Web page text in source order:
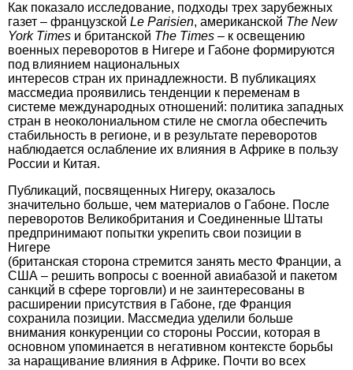
Как показало исследование, подходы трех зарубежных
газет – французской Le Parisien, американской The New
York Times и британской The Times – к освещению
военных переворотов в Нигере и Габоне формируются
под влиянием национальных
интересов стран их принадлежности. В пуб­ликациях
массмедиа проявились тенденции к переменам в
системе между­народных отношений: политика западных
стран в неоколониальном стиле не смогла обеспечить
стабильность в регио­не, и в результате переворотов
наблюдается ослабление их влияния в Африке в пользу
России и Китая.
Публикаций, посвященных Нигеру, оказалось
значительно больше, чем материалов о Габоне. После
переворотов Велико­британия и Соединенные Штаты
предпринимают попытки укрепить свои позиции в
Нигере
(британская сторона стремится занять мес­то Франции, а
США – решить вопросы с военной авиабазой и пакетом
санкций в сфере торговли) и не заинтересованы в
расширении присутствия в Габоне, где Франция
сохранила позиции. Массмедиа уделили больше
внимания конкуренции со стороны России, которая в
основном упоми­нается в негативном контексте борьбы
за наращивание влияния в Африке. Почти во всех